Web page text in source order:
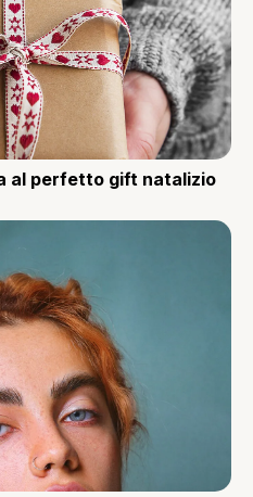
al perfetto gift natalizio